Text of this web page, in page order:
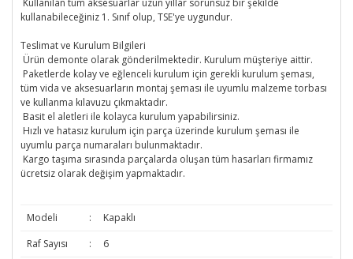
kullanabileceğiniz 1. Sınıf olup, TSE'ye uygundur.
Teslimat ve Kurulum Bilgileri
Ürün demonte olarak gönderilmektedir. Kurulum müşteriye aittir.
Paketlerde kolay ve eğlenceli kurulum için gerekli kurulum şeması,
tüm vida ve aksesuarların montaj şeması ile uyumlu malzeme torbası
ve kullanma kılavuzu çıkmaktadır.
Basit el aletleri ile kolayca kurulum yapabilirsiniz.
Hızlı ve hatasız kurulum için parça üzerinde kurulum şeması ile
uyumlu parça numaraları bulunmaktadır.
Kargo taşıma sırasında parçalarda oluşan tüm hasarları firmamız
ücretsiz olarak değişim yapmaktadır.
Modeli :
Kapaklı
Raf Sayısı
:
6